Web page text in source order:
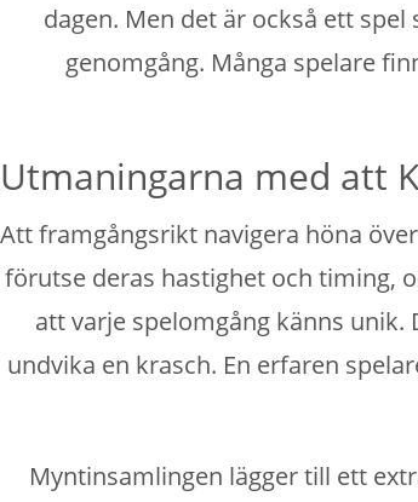
dagen. Men det är också ett
genomgång. Många spelare
Utmaningarna med att
Att framgångsrikt navigera höna
förutse deras hastighet och timing,
att varje spelomgång känns
undvika en krasch. En erfaren
Myntinsamlingen lägger till ett